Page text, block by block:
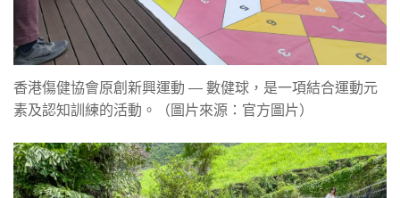
香港傷健協會原創新興運動 — 數健球，是一項結合運動元
素及認知訓練的活動。（圖片來源：官方圖片）